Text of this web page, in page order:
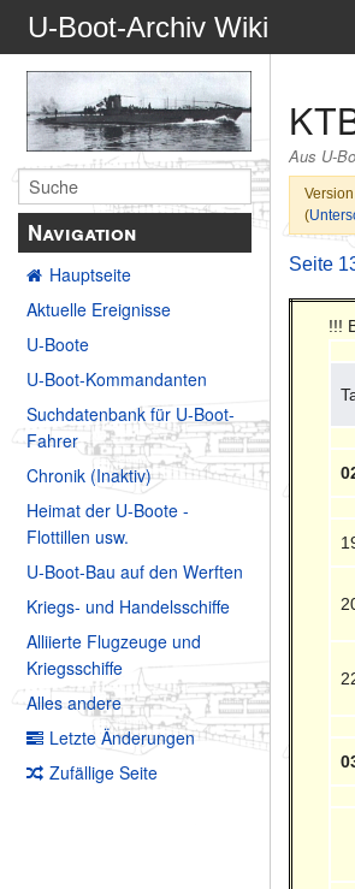
U-Boot-Archiv Wiki
Navigation
Hauptseite
Aktuelle Ereignisse
U-Boote
U-Boot-Kommandanten
Suchdatenbank für U-Boot-
Fahrer
Chronik (Inaktiv)
Heimat der U-Boote -
Flottillen usw.
U-Boot-Bau auf den Werften
Kriegs- und Handelsschiffe
Alliierte Flugzeuge und
Kriegsschiffe
Alles andere
Letzte Änderungen
Zufällige Seite
Aus U-
(
Seite
!!!